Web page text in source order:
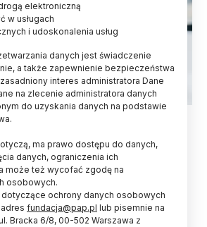
jajników (PCOS)
młodym kobietom zajście w
opóźnia okres
i umożliwia zajście w ciążę w
– informuje pismo „Acta
Scandinavica”.
elektroniczną
w usługach
i udoskonalenia usług
danych jest świadczenie
a także zapewnienie bezpieczeństwa
interes administratora Dane
na zlecenie administratora danych
do uzyskania danych na podstawie
ma prawo dostępu do danych,
danych, ograniczenia ich
może też wycofać zgodę na
osobowych.
ochrony danych osobowych
fundacja@pap.pl lub pisemnie na
Bracka 6/8, 00-502 Warszawa z